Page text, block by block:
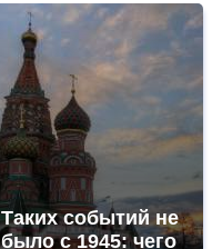
Таких событий не
было с 1945: чего